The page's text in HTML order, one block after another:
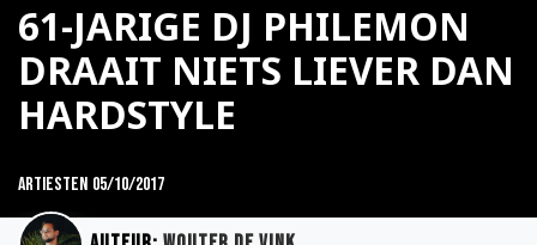
61-JARIGE DJ PHILEMON
DRAAIT NIETS LIEVER DAN
HARDSTYLE
Artiesten 05/10/2017